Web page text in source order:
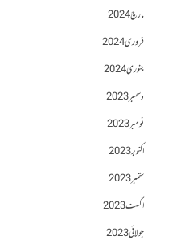
مارچ 2024
فروری 2024
جنوری 2024
دسمبر 2023
نومبر 2023
اکتوبر 2023
ستمبر 2023
اگست 2023
جولائی 2023